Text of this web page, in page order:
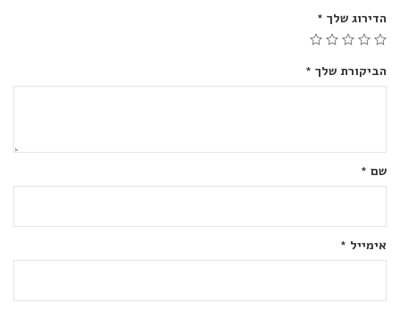
הדירוג שלך *
הביקורת שלך *
שם *
אימייל *